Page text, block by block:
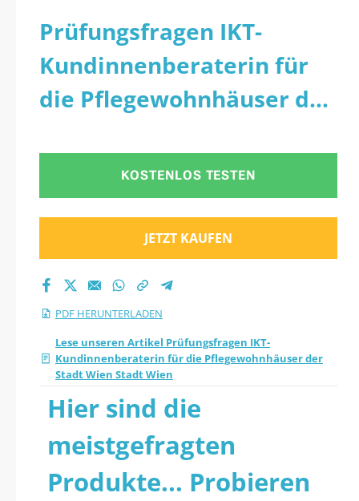
aktualisiertes
Prüfungsfragen IKT-
Kundinnenberaterin
für die
Pflegewohnhäuser
der Stadt Wien Stadt
Wien 2026 PDF
herunterladen
Prüfungsfragen IKT-
Kundinnenberaterin für
die Pflegewohnhäuser der
KOSTENLOS TESTEN
JETZT KAUFEN
PDF HERUNTERLADEN
Lese unseren Artikel Prüfungsfragen IKT-
Kundinnenberaterin für die Pflegewohnhäuser der
Stadt Wien Stadt Wien
Hier sind die
meistgefragten
Produkte... Probieren